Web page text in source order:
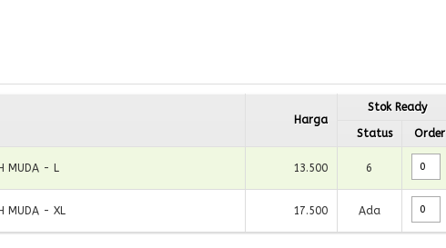
Harga
Stok Ready
Status Order
MUDA - L 13.500 6
MUDA - XL 17.500 Ada